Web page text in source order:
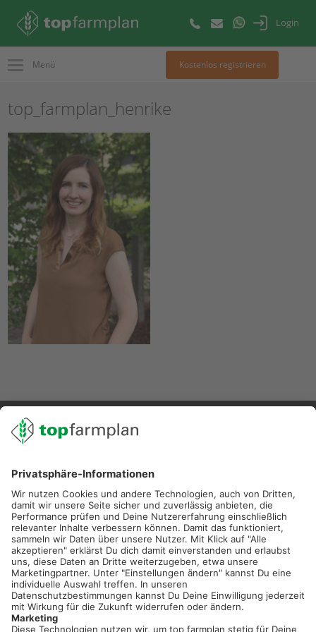
Login
Menü Kostenlos registrieren
top_farmplan_henrike
02501 801 44 84
service@topfarmplan.de
Sei immer auf dem Laufenden!
Neue Features, spannende Tipps und hilfreiche Anleitungen!